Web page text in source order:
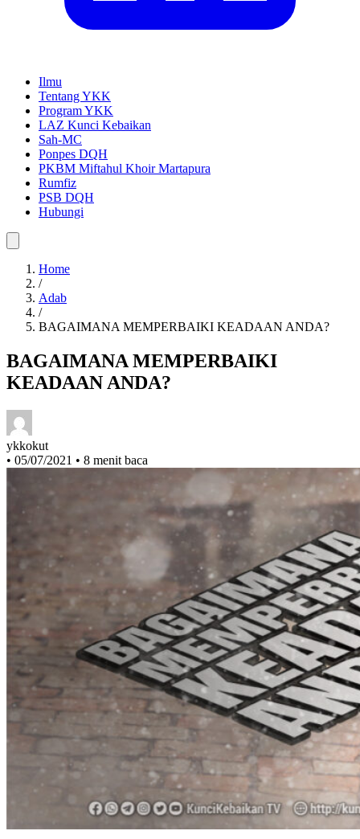
Ilmu
Tentang YKK
Program YKK
LAZ Kunci Kebaikan
Sah-MC
Ponpes DQH
PKBM Miftahul Khoir Martapura
Rumfiz
PSB DQH
Home
/
Adab
/
BAGAIMANA MEMPERBAIKI
ykkokut